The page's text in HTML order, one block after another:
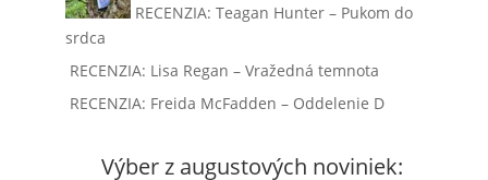
RECENZIA: Teagan Hunter – Pukom do
srdca
RECENZIA: Lisa Regan – Vražedná temnota
RECENZIA: Freida McFadden – Oddelenie D
Výber z augustových noviniek: